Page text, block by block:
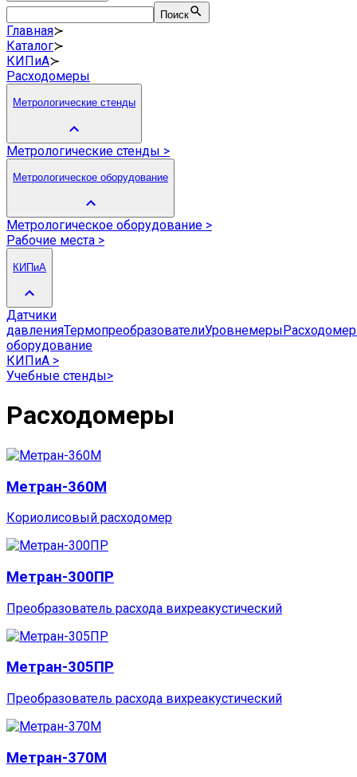
Поиск
Главная≻
Каталог≻
КИПиА≻
Расходомеры
Метрологические стенды
Метрологические стенды >
Метрологическое оборудование
Метрологическое оборудование >
Рабочие места >
КИПиА
Датчики
давленияТермопреобразователиУровнемеры
оборудование
КИПиА >
Учебные стенды>
Расходомеры
Метран-360М
Кориолисовый расходомер
Метран-300ПР
Преобразователь расхода вихреакустический
Метран-305ПР
Преобразователь расхода вихреакустический
Метран-370М